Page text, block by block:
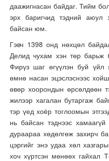
даажигнасан байдаг. Тийм
эрх баригчид тэдний аюул
байсан юм.
Гэвч 1398 онд нөхцөл
Делид чухам хэн төр барьж
Фирүз шаг өгүүлэн буй үйл
өмнө насан эцэслэснээс
өвөр хоорондын өрсөлдөөн
жилээр хагалан бутаргаж
тэр үед хоёр тоглоомын
нь байсан тэднээс
дураараа хөдөлгөж захирч
цэргийг энэ удаа хөл
хоч хүртсэн мөнөөх гайхал